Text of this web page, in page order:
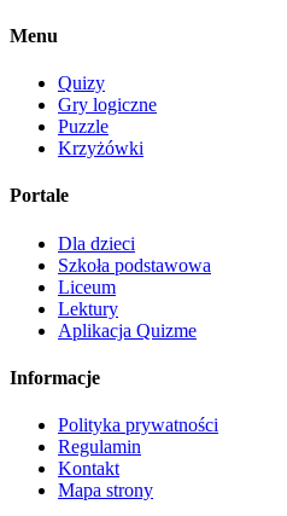
Menu
Quizy
Gry logiczne
Puzzle
Krzyżówki
Portale
Dla dzieci
Szkoła podstawowa
Liceum
Lektury
Aplikacja Quizme
Informacje
Polityka prywatności
Regulamin
Kontakt
Mapa strony